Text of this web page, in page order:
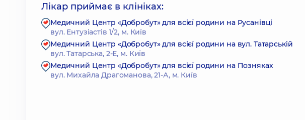
Лікар приймає в клініках:
Медичний Центр «Добробут» для всієї родини на Русанівці
вул. Ентузіастів 1/2, м. Київ
Медичний Центр «Добробут» для всієї родини на вул. Татарській
вул. Татарська, 2-Е, м. Київ
Медичний Центр «Добробут» для всієї родини на Позняках
вул. Михайла Драгоманова, 21-А, м. Київ